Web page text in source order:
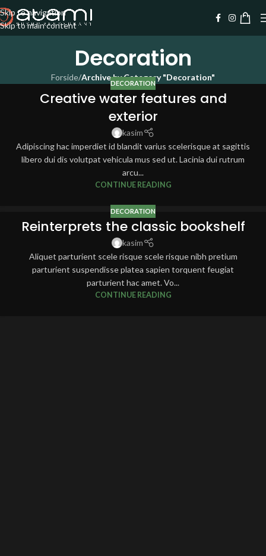
Skip to navigation
Skip to main content
Decoration
Forside/Archive by Category "Decoration"
DECORATION
Creative water features and
exterior
kasim
Adipiscing hac imperdiet id blandit varius scelerisque at sagittis
libero dui dis volutpat vehicula mus sed ut. Lacinia dui rutrum
arcu...
CONTINUE READING
DECORATION
Reinterprets the classic bookshelf
kasim
Aliquet parturient scele risque scele risque nibh pretium
parturient suspendisse platea sapien torquent feugiat
parturient hac amet. Vo...
CONTINUE READING